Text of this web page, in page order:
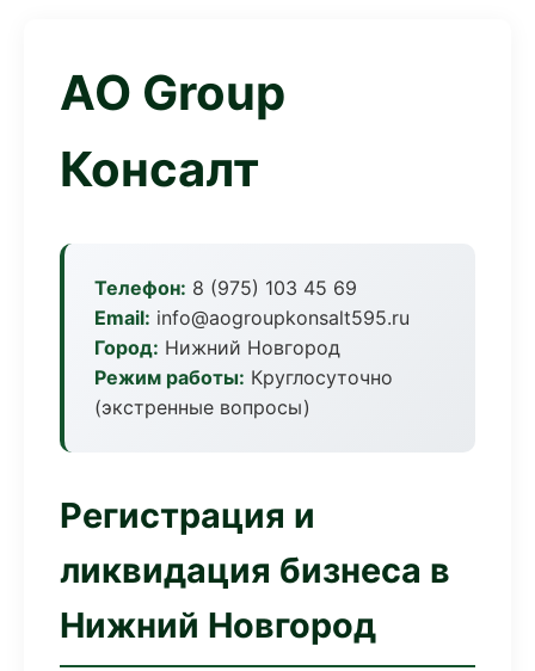
АО Group
Консалт
Телефон: 8 (975) 103 45 69
Email: info@aogroupkonsalt595.ru
Город: Нижний Новгород
Режим работы: Круглосуточно
(экстренные вопросы)
Регистрация и
ликвидация бизнеса в
Нижний Новгород